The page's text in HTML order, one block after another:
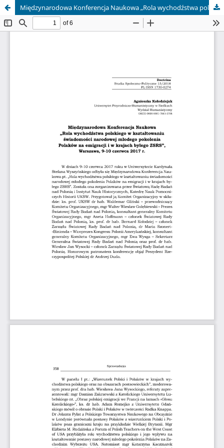
Międzynarodowa Konferencja Naukowa „Rola wychodźstwa polskiego w kształtowaniu świadomości narodowej młodego pokolenia Polaków na emigracji i w krajach byłego ZSRS”, Warszawa, 9-10 czerwca 2017 r.